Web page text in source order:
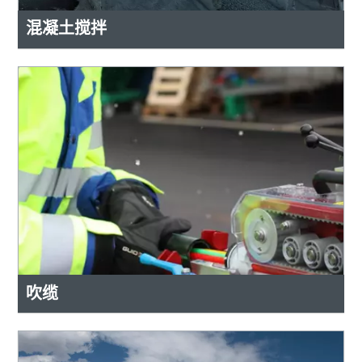
混凝土搅拌
吹缆